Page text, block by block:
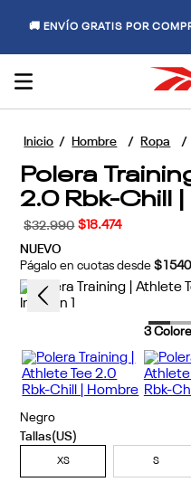
🚚 ENVÍO GRATIS POR
Hombre Ropa
Polera
2.0 Rbk-Chill
$32.990 $ 18.474
NUEVO
Págalo en cuotas desde $1540
3
Negro
XS S